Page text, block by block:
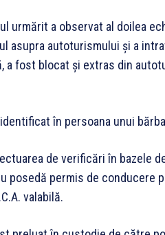
urmărit a observat al doilea
asupra autoturismului și a
a fost blocat și extras din
în persoana unui
de verificări în bazele
posedă permis de conducere
valabilă.